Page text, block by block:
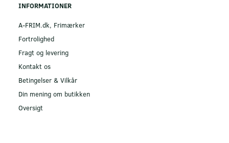
INFORMATIONER
A-FRIM.dk, Frimærker
Fortrolighed
Fragt og levering
Kontakt os
Betingelser & Vilkår
Din mening om butikken
Oversigt